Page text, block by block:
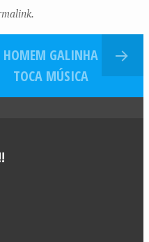
HOMEM GALINHA
TOCA MÚSICA